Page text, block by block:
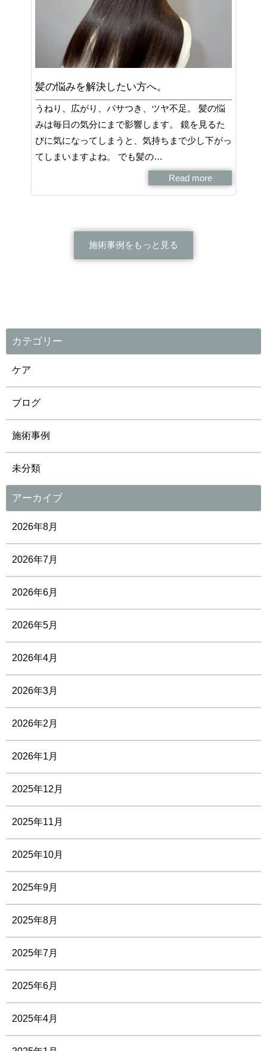
髪の悩みを解決したい方へ。
うねり、広がり、パサつき、ツヤ不足。 髪の悩
みは毎日の気分にまで影響します。 鏡を見るた
びに気になってしまうと、気持ちまで少し下がっ
てしまいますよね。 でも髪の…
Read more
施術事例をもっと見る
カテゴリー
ケア
ブログ
施術事例
未分類
アーカイブ
2026年8月
2026年7月
2026年6月
2026年5月
2026年4月
2026年3月
2026年2月
2026年1月
2025年12月
2025年11月
2025年10月
2025年9月
2025年8月
2025年7月
2025年6月
2025年4月